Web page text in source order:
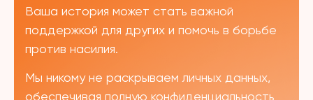
Ваша история может стать важной
поддержкой для других и помочь в борьбе
против насилия.
Мы никому не раскрываем личных данных,
обеспечивая полную конфиденциальность